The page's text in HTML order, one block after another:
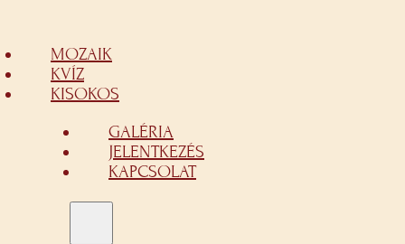
MOZAIK
KVÍZ
KISOKOS
GALÉRIA
JELENTKEZÉS
KAPCSOLAT